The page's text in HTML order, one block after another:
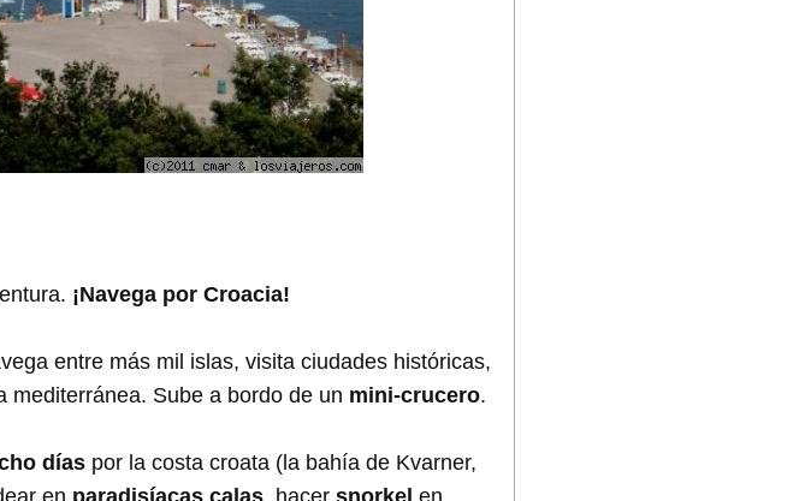
¡Navega por Croacia!
entre más mil islas, visita ciudades históricas,
mediterránea. Sube a bordo de un mini-crucero.
días por la costa croata (la bahía de Kvarner,
en paradisíacas calas , hacer snorkel en